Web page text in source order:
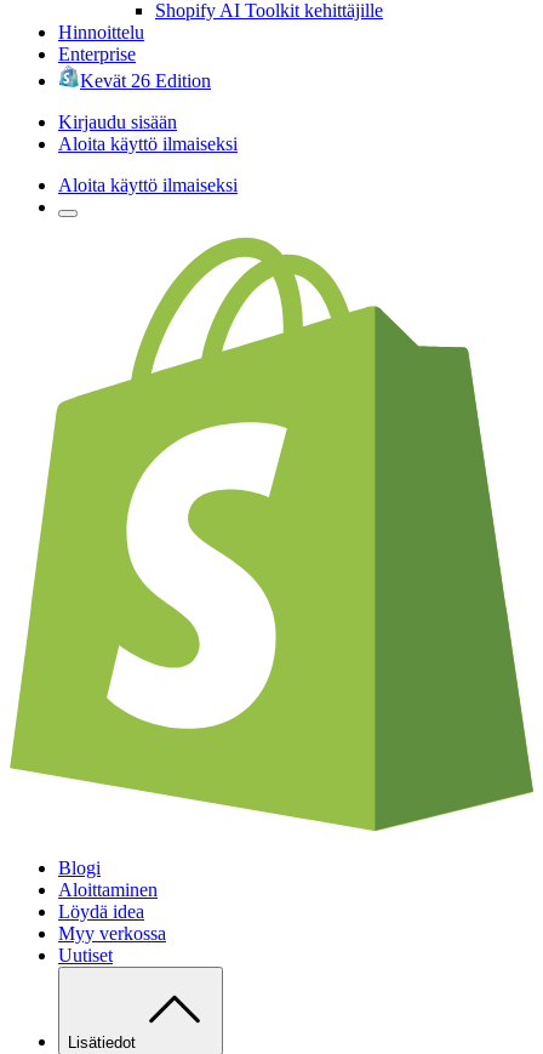
Shopify AI Toolkit kehittäjille
Hinnoittelu
Enterprise
Kevät 26 Edition
Kirjaudu sisään
Aloita käyttö ilmaiseksi
Aloita käyttö ilmaiseksi
Blogi
Aloittaminen
Löydä idea
Myy verkossa
Uutiset
Lisätiedot